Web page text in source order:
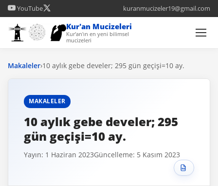
YouTube kuranmucizeler19@gmail.com
Kur'an Mucizeleri
Kur'an'ın en yeni bilimsel
mucizeleri
Makaleler›10 aylık gebe develer; 295 gün geçişi=10 ay.
MAKALELER
10 aylık gebe develer; 295
gün geçişi=10 ay.
Yayın: 1 Haziran 2023Güncelleme: 5 Kasım 2023